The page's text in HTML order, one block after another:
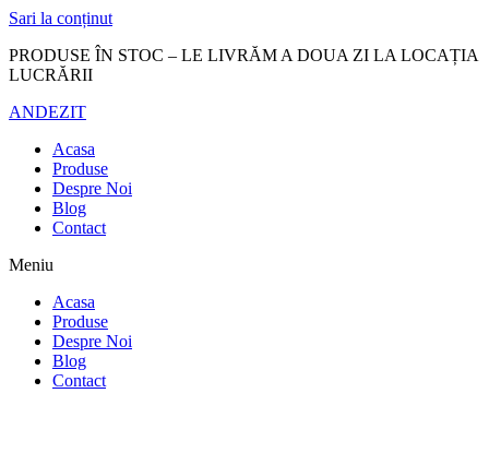
Sari la conținut
PRODUSE ÎN STOC – LE LIVRĂM A DOUA ZI LA LOCAȚIA
LUCRĂRII
ANDEZIT
Acasa
Produse
Despre Noi
Blog
Contact
Meniu
Acasa
Produse
Despre Noi
Blog
Contact